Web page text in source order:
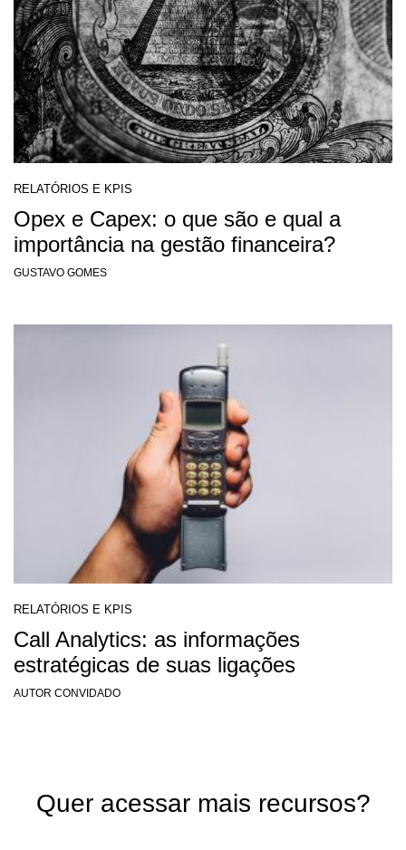
RELATÓRIOS E KPIS
Opex e Capex: o que são e qual a
importância na gestão financeira?
GUSTAVO GOMES
RELATÓRIOS E KPIS
Call Analytics: as informações
estratégicas de suas ligações
AUTOR CONVIDADO
Quer acessar mais recursos?